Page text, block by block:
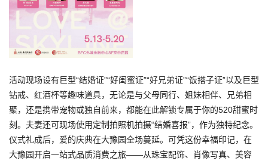
活动现场设有巨型“结婚证”“好闺蜜证”“好兄弟证”“饭搭子证”以及巨型
钻戒、红酒杯等趣味道具，无论是与父母同行、姐妹相伴、兄弟相
聚，还是携带宠物或独自前来，都能在此解锁专属于你的520甜蜜时
刻。夫妻还可现场使用定制拍照机拍摄“结婚喜报”，作为独特纪念。
仪式礼成后，爱的庆典在大豫园全场蔓延。可凭这份幸福印记，在
大豫园开启一站式品质消费之旅——从珠宝配饰、肖像写真、美容